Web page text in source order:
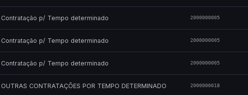
Contratação p/ Tempo determinado 2000000005
Contratação p/ Tempo determinado 2000000005
Contratação p/ Tempo determinado 2000000005
OUTRAS CONTRATAÇÕES POR TEMPO DETERMINADO 2000000018